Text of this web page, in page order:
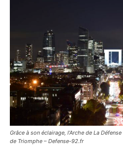
Grâce à son éclairage, l’Arche de La
de Triomphe – Defense-92.fr